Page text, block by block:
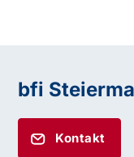
bfi
Kontakt